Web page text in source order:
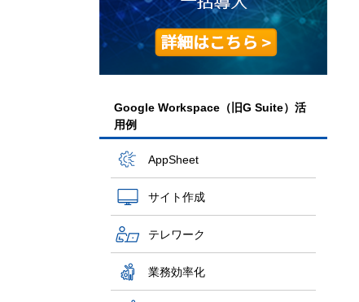
Google Workspace（旧G Suite）活
用例
AppSheet
サイト作成
テレワーク
業務効率化